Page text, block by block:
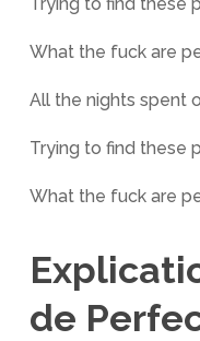
What the fuck are
All the nights spent
Trying to find these
What the fuck are
de